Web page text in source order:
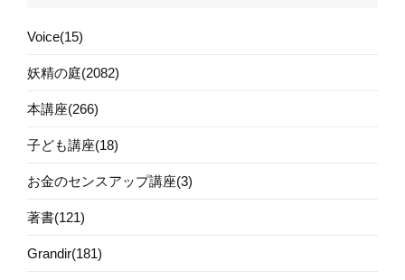
Voice(15)
妖精の庭(2082)
本講座(266)
子ども講座(18)
お金のセンスアップ講座(3)
著書(121)
Grandir(181)